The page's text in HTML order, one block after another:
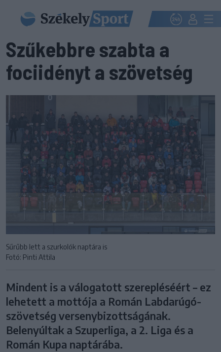
Szűkebbre szabta a
fociidényt a szövetség
Sűrűbb lett a szurkolók naptára is
Fotó: Pinti Attila
Mindent is a válogatott szerepléséért – ez
lehetett a mottója a Román Labdarúgó-
szövetség versenybizottságának.
Belenyúltak a Szuperliga, a 2. Liga és a
Román Kupa naptárába.